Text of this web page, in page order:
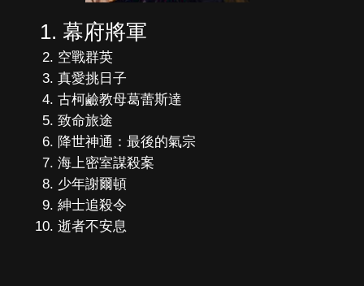
幕府將軍
空戰群英
真愛挑日子
古柯鹼教母葛蕾斯達
致命旅途
降世神通：最後的氣宗
海上密室謀殺案
少年謝爾頓
紳士追殺令
逝者不安息